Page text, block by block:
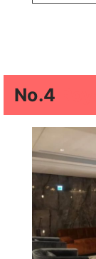
No.4